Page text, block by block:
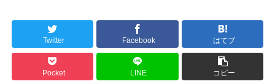
Twitter Facebook はてブ
Pocket LINE コピー